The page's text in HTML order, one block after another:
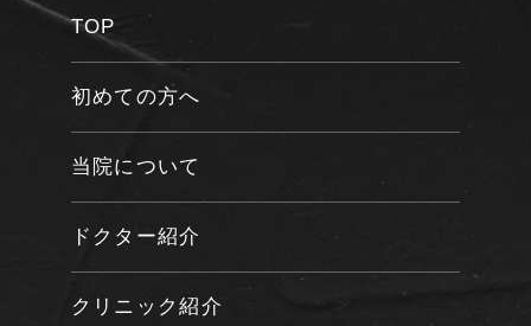
TOP
初めての方へ
当院について
ドクター紹介
クリニック紹介